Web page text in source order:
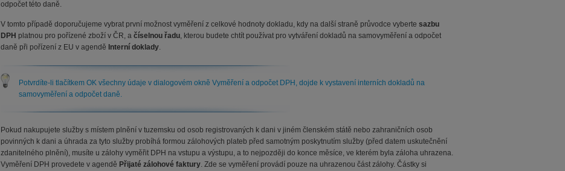
odpočet této daně.
V tomto případě doporučujeme vybrat první možnost vyměření z celkové hodnoty dokladu, kdy na další straně průvodce vyberte sazbu
DPH platnou pro pořízené zboží v ČR, a číselnou řadu, kterou budete chtít používat pro vytváření dokladů na samovyměření a odpočet
daně při pořízení z EU v agendě Interní doklady.
Potvrdíte-li tlačítkem OK všechny údaje v dialogovém okně Vyměření a odpočet DPH, dojde k vystavení interních dokladů na
samovyměření a odpočet daně.
Pokud nakupujete služby s místem plnění v tuzemsku od osob registrovaných k dani v jiném členském státě nebo zahraničních osob
povinných k dani a úhrada za tyto služby probíhá formou zálohových plateb před samotným poskytnutím služby (před datem uskutečnění
zdanitelného plnění), musíte u zálohy vyměřit DPH na vstupu a výstupu, a to nejpozději do konce měsíce, ve kterém byla záloha uhrazena.
Vyměření DPH provedete v agendě Přijaté zálohové faktury. Zde se vyměření provádí pouze na uhrazenou část zálohy. Částky si